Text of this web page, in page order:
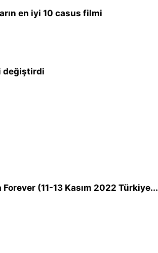
en iyi 10 casus filmi
değiştirdi
(11-13 Kasım 2022 Türkiye...